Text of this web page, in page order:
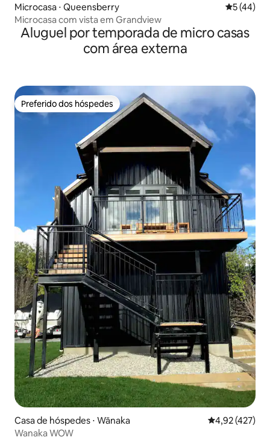
Microcasa ⋅ Queensberry 5 de uma
5 (44)
Microcasa com vista em Grandview
Aluguel por temporada de micro casas
com área externa
Preferido dos hóspedes
Preferido dos hóspedes
Casa de hóspedes ⋅ Wānaka 4,92 de uma
4,92 (427)
Wanaka WOW